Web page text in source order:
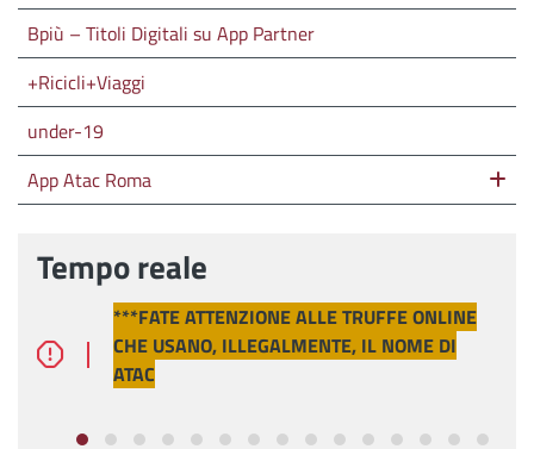
Bpiù – Titoli Digitali su App Partner
+Ricicli+Viaggi
under-19
App Atac Roma
Tempo reale
***FATE ATTENZIONE ALLE TRUFFE ONLINE
CHE USANO, ILLEGALMENTE, IL NOME DI
ATAC